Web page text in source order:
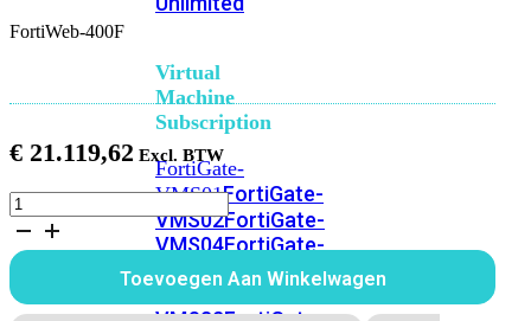
Virtual
Machine
Subscription
FortiGate-
VMS01FortiGate-
VMS02FortiGate-
VMS04FortiGate-
VMS08 FortiGate-
VMS16
FortiWeb-400F
€ 21.119,62
FortiWeb-
400F
aantal
Toevoegen Aan Winkelwagen